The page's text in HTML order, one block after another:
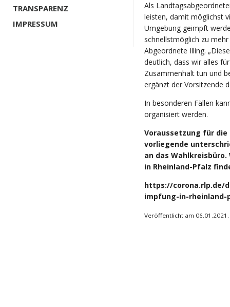
TRANSPARENZ
IMPRESSUM
Als
leisten, damit möglichst
Umgebung geimpft
schnellstmöglich zu
Abgeordnete Illing.
deutlich, dass wir alles
Zusammenhalt tun und
ergänzt der Vorsitzende
In besonderen Fällen
organisiert werden.
Voraussetzung für
vorliegende
an das
in Rheinland-Pfalz
https://corona.rlp.de/
impfung-in-rheinland-
Veröffentlicht am 06.01.2021.